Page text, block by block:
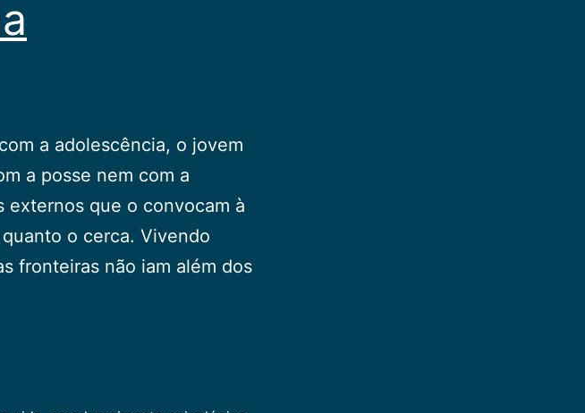
a adolescência, o jovem
a posse nem com a
externos que o convocam à
o cerca. Vivendo
fronteiras não iam além dos